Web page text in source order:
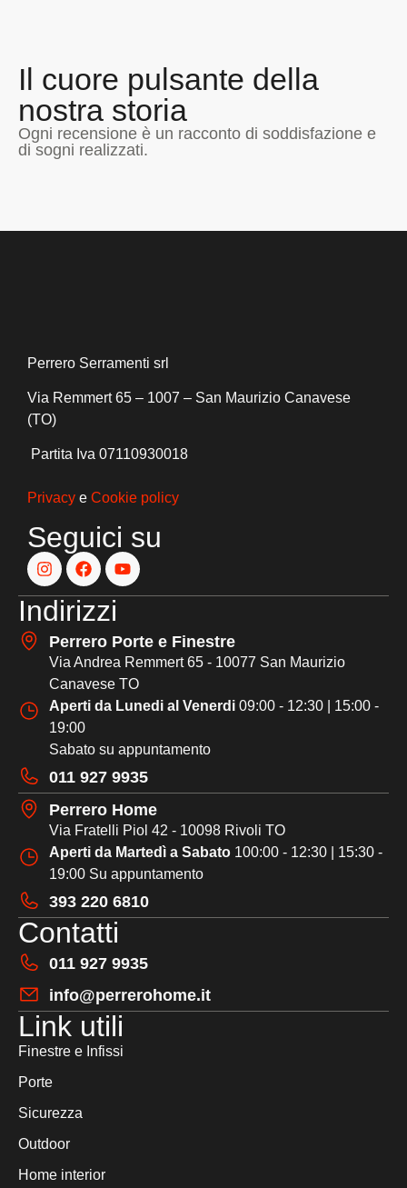
Il cuore pulsante della
nostra storia
Ogni recensione è un racconto di soddisfazione e
di sogni realizzati.
Perrero Serramenti srl
Via Remmert 65 – 1007 – San Maurizio Canavese
(TO)
Partita Iva 07110930018
Privacy e Cookie policy
Seguici su
Indirizzi
Perrero Porte e Finestre
Via Andrea Remmert 65 - 10077 San Maurizio
Canavese TO
Aperti da Lunedi al Venerdi 09:00 - 12:30 | 15:00 -
19:00
Sabato su appuntamento
011 927 9935
Perrero Home
Via Fratelli Piol 42 - 10098 Rivoli TO
Aperti da Martedì a Sabato 100:00 - 12:30 | 15:30 -
19:00 Su appuntamento
393 220 6810
Contatti
011 927 9935
info@perrerohome.it
Link utili
Finestre e Infissi
Porte
Sicurezza
Outdoor
Home interior